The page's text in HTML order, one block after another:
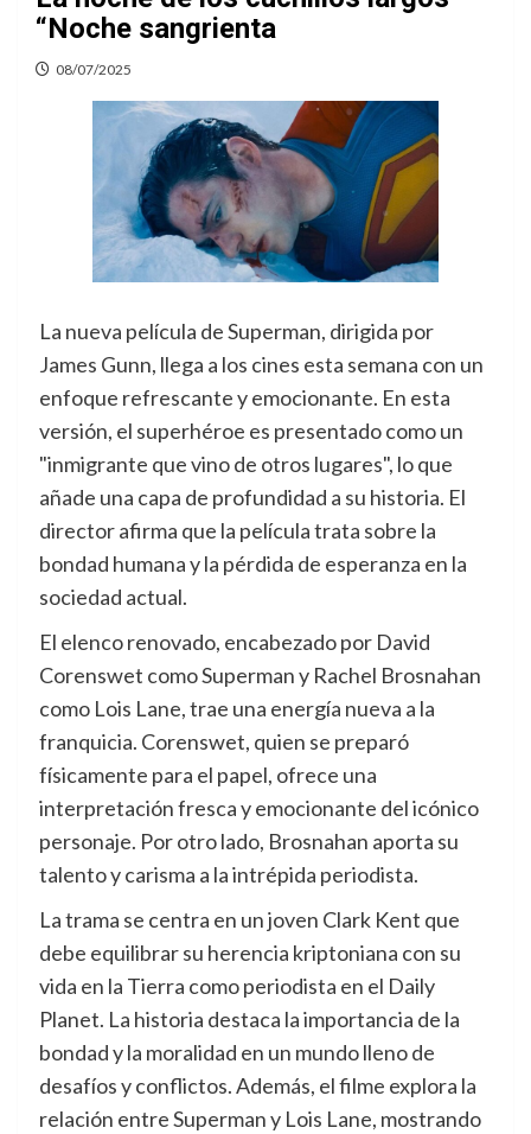
“Noche sangrienta
08/07/2025
La nueva película de Superman, dirigida por
James Gunn, llega a los cines esta semana con un
enfoque refrescante y emocionante. En esta
versión, el superhéroe es presentado como un
"inmigrante que vino de otros lugares", lo que
añade una capa de profundidad a su historia. El
director afirma que la película trata sobre la
bondad humana y la pérdida de esperanza en la
sociedad actual.
El elenco renovado, encabezado por David
Corenswet como Superman y Rachel Brosnahan
como Lois Lane, trae una energía nueva a la
franquicia. Corenswet, quien se preparó
físicamente para el papel, ofrece una
interpretación fresca y emocionante del icónico
personaje. Por otro lado, Brosnahan aporta su
talento y carisma a la intrépida periodista.
La trama se centra en un joven Clark Kent que
debe equilibrar su herencia kriptoniana con su
vida en la Tierra como periodista en el Daily
Planet. La historia destaca la importancia de la
bondad y la moralidad en un mundo lleno de
desafíos y conflictos. Además, el filme explora la
relación entre Superman y Lois Lane, mostrando